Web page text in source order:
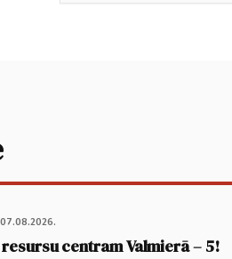
07.08.2026.
centram Valmierā – 5!